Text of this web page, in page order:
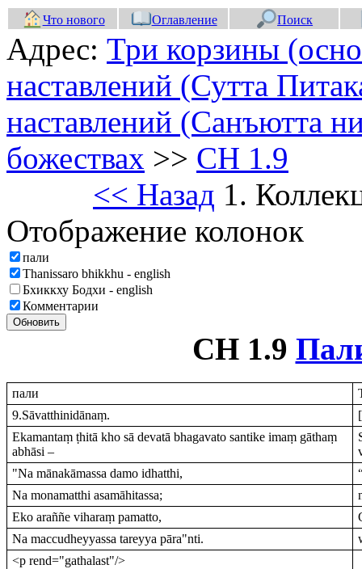
Что нового Оглавление Поиск
Адрес: Три корзины
наставлений (Сутта
наставлений (Санъютта
божествах >> СН 1.9
<< Назад 1.
Отображение колонок
пали
Thanissaro bhikkhu - english
Бхиккху Бодхи - english
Комментарии
Обновить
СН 1.9
пали
9.Sāvatthinidānaṃ.
Ekamantaṃ ṭhitā kho sā devatā bhagavato santike imaṃ gāthaṃ
abhāsi –
"Na mānakāmassa damo idhatthi,
Na monamatthi asamāhitassa;
Eko araññe viharaṃ pamatto,
Na maccudheyyassa tareyya pāra"nti.
<p rend="gathalast"/>